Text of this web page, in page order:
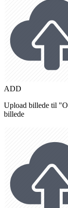
ADD
Upload billede til
billede